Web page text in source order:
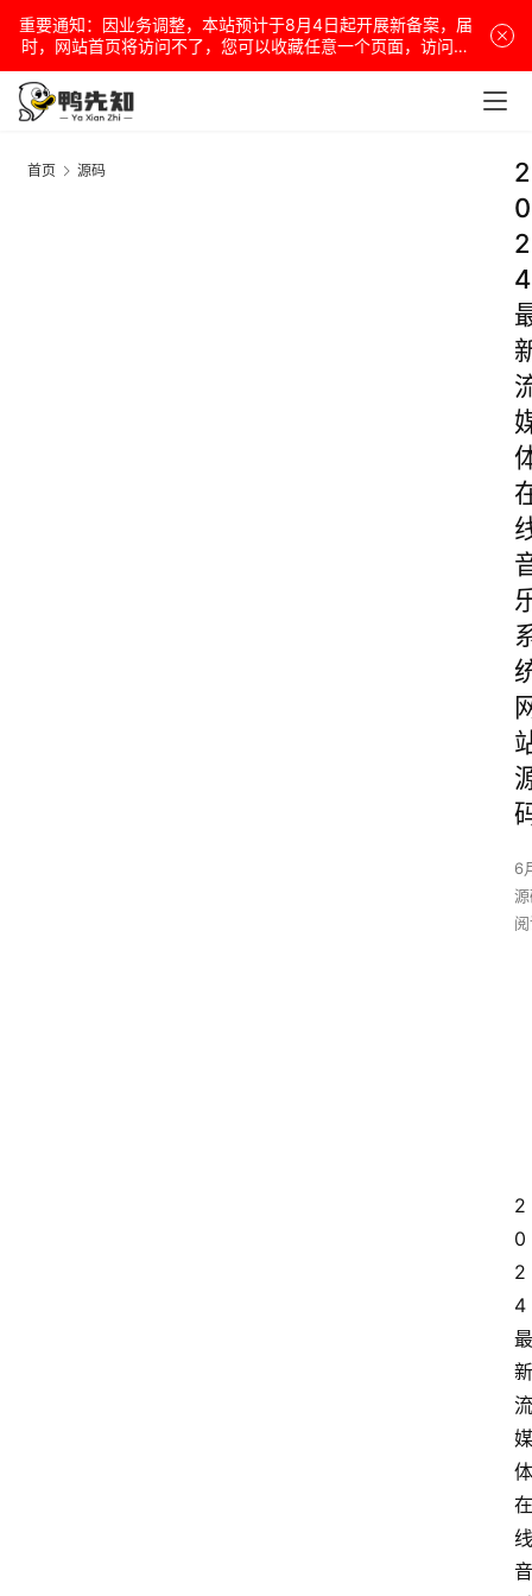
重要通知：因业务调整，本站预计于8月4日起开展新备案，届
时，网站首页将访问不了，您可以收藏任意一个页面，访问网
站！
首页 源码
2
0
2
4
6
2
0
2
4
最
新
流
媒
体
在
线
音